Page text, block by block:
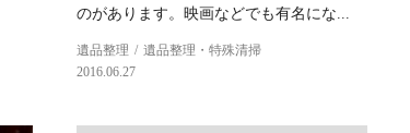
のがあります。映画などでも有名にな...
遺品整理
遺品整理・特殊清掃
2016.06.27